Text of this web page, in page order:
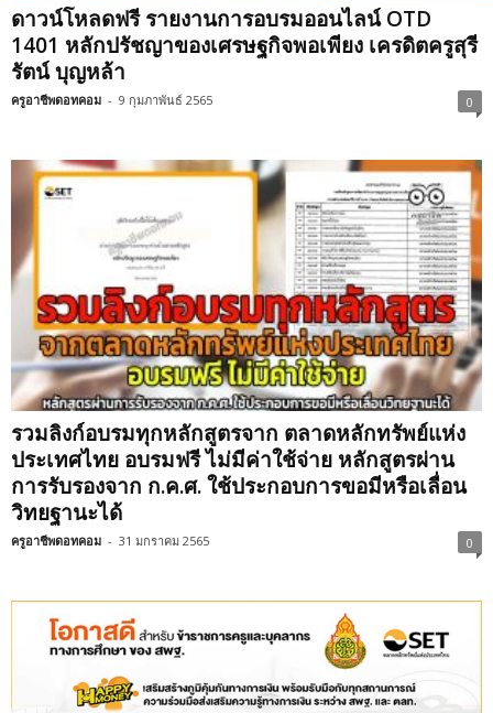
ดาวน์โหลดฟรี รายงานการอบรมออนไลน์ OTD
1401 หลักปรัชญาของเศรษฐกิจพอเพียง เครดิตครูสุรี
รัตน์ บุญหล้า
ครูอาชีพดอทคอม - 9 กุมภาพันธ์ 2565 0
รวมลิงก์อบรมทุกหลักสูตรจาก ตลาดหลักทรัพย์แห่ง
ประเทศไทย อบรมฟรี ไม่มีค่าใช้จ่าย หลักสูตรผ่าน
การรับรองจาก ก.ค.ศ. ใช้ประกอบการขอมีหรือเลื่อน
วิทยฐานะได้
ครูอาชีพดอทคอม - 31 มกราคม 2565 0